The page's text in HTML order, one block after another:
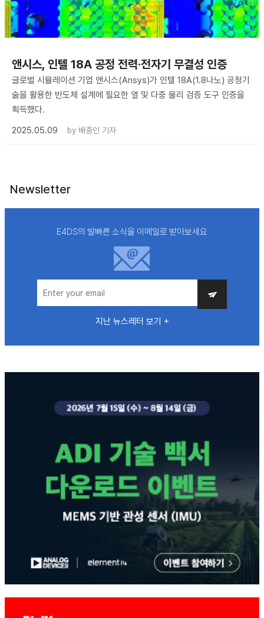
앤시스, 인텔 18A 공정 전력·전자기 무결성 인증
글로벌 시뮬레이션 기업 앤시스(Ansys)가 인텔 18A(1.8나노) 공정기
술을 활용한 반도체 설계에 필요한 열 및 다중 물리 검증 도구 인증을
획득했다.
2025.05.09
by 배종인 기자
Newsletter
E4DS의 발빠른 소식을 이메일로 받아보세요
지난 뉴스레터 보기 +